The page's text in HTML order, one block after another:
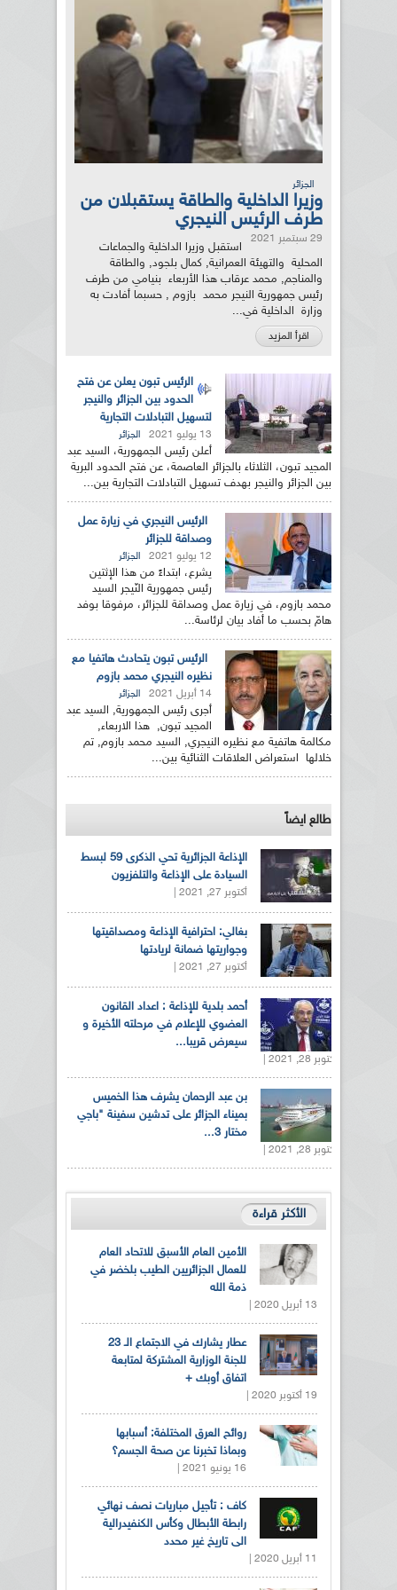
الجزائر
وزيرا الداخلية والطاقة يستقبلان من
طرف الرئيس النيجري
29 سبتمبر 2021
استقبل وزيرا الداخلية والجماعات
المحلية والتهيئة العمرانية, كمال بلجود, والطاقة
والمناجم, محمد عرقاب هذا الأربعاء بنيامي من طرف
رئيس جمهورية النيجر محمد بازوم , حسبما أفادت به
وزارة الداخلية في...
اقرأ المزيد
الرئيس تبون يعلن عن فتح
الحدود بين الجزائر والنيجر
لتسهيل التبادلات التجارية
13 يوليو 2021 الجزائر
أعلن رئيس الجمهورية، السيد عبد
المجيد تبون، الثلاثاء بالجزائر العاصمة، عن فتح الحدود البرية
بين الجزائر والنيجر بهدف تسهيل التبادلات التجارية بين...
الرئيس النيجري في زيارة عمل
وصداقة للجزائر
12 يوليو 2021 الجزائر
يشرع، ابتداءً من هذا الإثتين
رئيس جمهورية النّيجر السيد
محمد بازوم، في زيارة عمل وصداقة للجزائر، مرفوقا بوفد
هامّ بحسب ما أفاد بيان لرئاسة...
الرئيس تبون يتحادث هاتفيا مع
نظيره النيجري محمد بازوم
14 أبريل 2021 الجزائر
أجرى رئيس الجمهورية, السيد عبد
المجيد تبون, هذا الاربعاء,
مكالمة هاتفية مع نظيره النيجري, السيد محمد بازوم, تم
خلالها استعراض العلاقات الثنائية بين...
طالع ايضاً
الإذاعة الجزائرية تحي الذكرى 59 لبسط
السيادة على الإذاعة والتلفزيون
أكتوبر 27, 2021 |
بغالي: احترافية الإذاعة ومصداقيتها
وجواريتها ضمانة لريادتها
أكتوبر 27, 2021 |
أحمد بلدية للإذاعة : اعداد القانون
العضوي للإعلام في مرحلته الأخيرة و
سيعرض قريبا...
أكتوبر 28, 2021 |
بن عبد الرحمان يشرف هذا الخميس
بميناء الجزائر على تدشين سفينة "باجي
مختار 3...
أكتوبر 28, 2021 |
الأكثر قراءة
الأمين العام الأسبق للاتحاد العام
للعمال الجزائريين الطيب بلخضر في
ذمة الله
13 أبريل 2020 |
عطار يشارك في الاجتماع الـ 23
للجنة الوزارية المشتركة لمتابعة
اتفاق أوبك +
19 أكتوبر 2020 |
روائح العرق المختلفة: أسبابها
وبماذا تخبرنا عن صحة الجسم؟
16 يونيو 2021 |
كاف : تأجيل مباريات نصف نهائي
رابطة الأبطال وكأس الكنفيدرالية
الى تاريخ غير محدد
11 أبريل 2020 |